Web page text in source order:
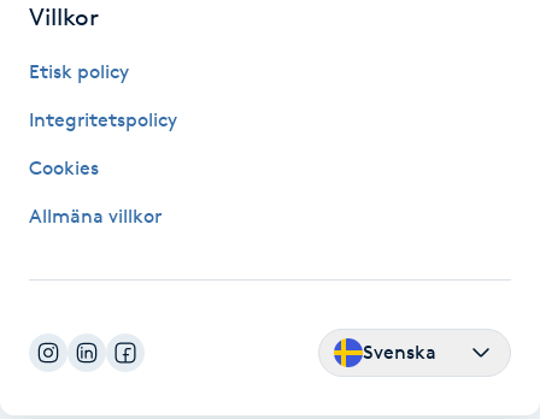
Japansk massage
K18
Villkor
Etisk policy
Integritetspolicy
Cookies
Allmäna villkor
Svenska